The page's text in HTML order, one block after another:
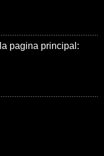
pagina principal: